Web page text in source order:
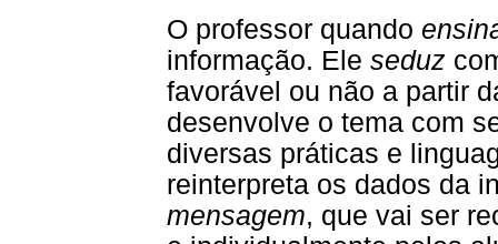
O professor quando
informação. Ele seduz
favorável ou não a partir
desenvolve o tema com
diversas práticas e
reinterpreta os dados da
mensagem, que vai ser